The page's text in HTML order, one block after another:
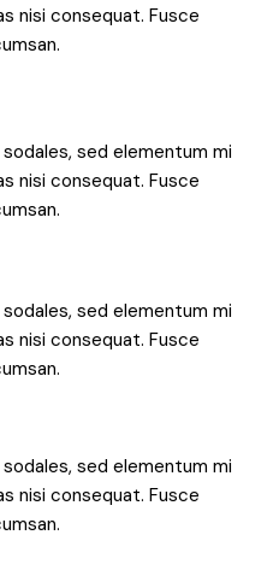
nisi consequat. Fusce
sed elementum mi
nisi consequat. Fusce
sed elementum mi
nisi consequat. Fusce
sed elementum mi
nisi consequat. Fusce